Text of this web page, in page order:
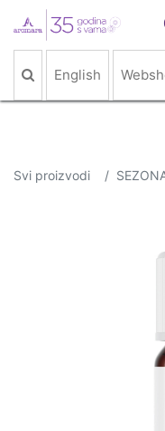
English
Svi proizvodi